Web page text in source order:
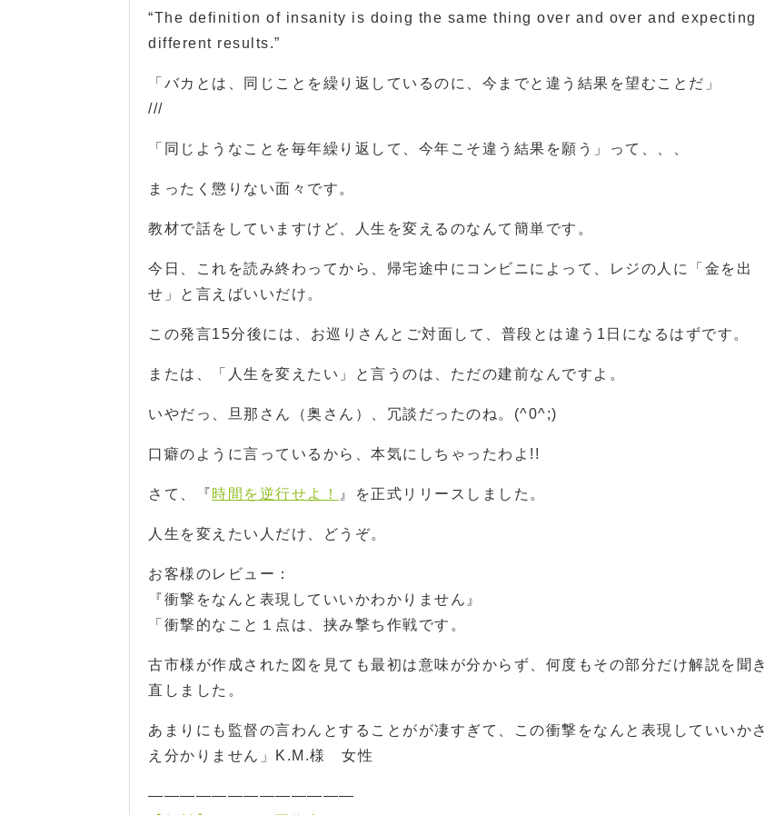
“The definition of insanity is doing the same thing over and over and expecting
different results.”
「バカとは、同じことを繰り返しているのに、今までと違う結果を望むことだ」
///
「同じようなことを毎年繰り返して、今年こそ違う結果を願う」って、、、
まったく懲りない面々です。
教材で話をしていますけど、人生を変えるのなんて簡単です。
今日、これを読み終わってから、帰宅途中にコンビニによって、レジの人に「金を出
せ」と言えばいいだけ。
この発言15分後には、お巡りさんとご対面して、普段とは違う1日になるはずです。
または、「人生を変えたい」と言うのは、ただの建前なんですよ。
いやだっ、旦那さん（奥さん）、冗談だったのね。(^0^;)
口癖のように言っているから、本気にしちゃったわよ!!
さて、『時間を逆行せよ！ 』を正式リリースしました。
人生を変えたい人だけ、どうぞ。
お客様のレビュー：
『衝撃をなんと表現していいかわかりません』
「衝撃的なこと１点は、挟み撃ち作戦です。
古市様が作成された図を見ても最初は意味が分からず、何度もその部分だけ解説を聞き
直しました。
あまりにも監督の言わんとすることがが凄すぎて、この衝撃をなんと表現していいかさ
え分かりません」K.M.様 女性
—————————————